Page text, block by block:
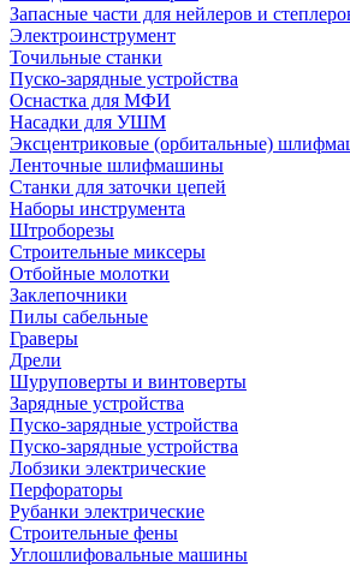
Запасные части для нейлеров и
Электроинструмент
Точильные станки
Пуско-зарядные устройства
Оснастка для МФИ
Насадки для УШМ
Эксцентриковые (орбитальные)
Ленточные шлифмашины
Станки для заточки цепей
Наборы инструмента
Штроборезы
Строительные миксеры
Отбойные молотки
Заклепочники
Пилы сабельные
Граверы
Дрели
Шуруповерты и винтоверты
Зарядные устройства
Пуско-зарядные устройства
Пуско-зарядные устройства
Лобзики электрические
Перфораторы
Рубанки электрические
Строительные фены
Углошлифовальные машины